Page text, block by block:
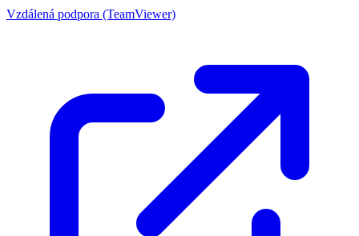
Vzdálená podpora (TeamViewer)